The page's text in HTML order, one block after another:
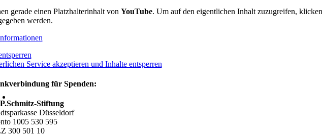
gerade einen Platzhalterinhalt von YouTube. Um auf den eigentlichen Inhalt zuzugreifen,
werden.
Service akzeptieren und Inhalte entsperren
für Spenden:
Stiftung
Düsseldorf
1005 530 595
300 501 10